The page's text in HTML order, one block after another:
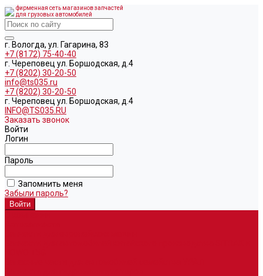
фирменная сеть магазинов запчастей
для грузовых автомобилей
г. Вологда, ул. Гагарина, 83
+7 (8172) 75-40-40
г. Череповец ул. Боршодская, д.4
+7 (8202) 30-20-50
info@ts035.ru
+7 (8202) 30-20-50
г. Череповец ул. Боршодская, д.4
INFO@TS035.RU
Заказать звонок
Войти
Логин
Пароль
Запомнить меня
Забыли пароль?